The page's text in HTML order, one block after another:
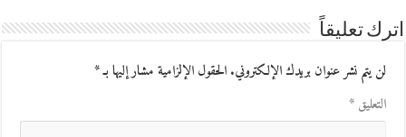
اترك تعليقاً
لن يتم نشر عنوان بريدك الإلكتروني.الحقول الإلزامية مشار إليها بـ*
التعليق*